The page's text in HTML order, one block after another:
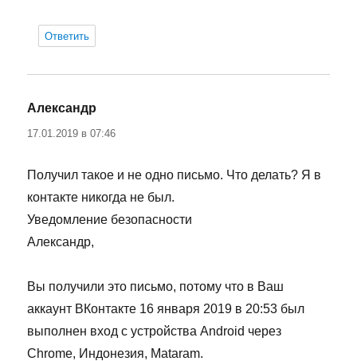
Ответить
Александр
17.01.2019 в 07:46
Получил такое и не одно письмо. Что делать? Я в
контакте никогда не был.
Уведомление безопасности
Александр,
Вы получили это письмо, потому что в Ваш
аккаунт ВКонтакте 16 января 2019 в 20:53 был
выполнен вход с устройства Android через
Chrome, Индонезия, Mataram.